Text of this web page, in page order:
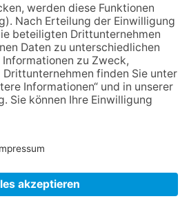
Schulranzen schenken Kindern
einen guten Start
Zwischen Fachwerk, Wein und
Musik: Erste Kronberger
Weinzeit begeistert die
Burgstadt
NACH OBEN